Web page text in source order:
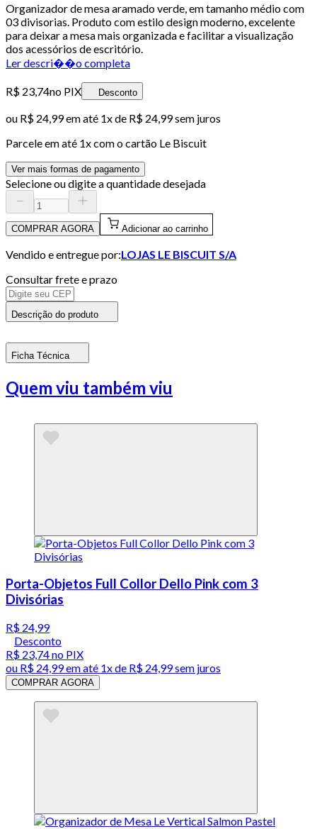
Organizador de mesa aramado verde, em tamanho médio com
03 divisorias. Produto com estilo design moderno, excelente
para deixar a mesa mais organizada e facilitar a visualização
dos acessórios de escritório.
Ler descri��o completa
R$ 23,74no PIX Desconto
ou R$ 24,99em até 1x de R$ 24,99sem juros
Parcele em até 1x com o cartão Le Biscuit
Ver mais formas de pagamento
Selecione ou digite a quantidade desejada
COMPRAR AGORA Adicionar ao carrinho
Vendido e entregue por:LOJAS LE BISCUIT S/A
Consultar frete e prazo
Descrição do produto
Ficha Técnica
Quem viu também viu
Porta-Objetos Full Collor Dello Pink com 3
Divisórias
R$ 24,99
Desconto
R$ 23,74no PIX
ou R$ 24,99em até 1x de R$ 24,99sem juros
COMPRAR AGORA